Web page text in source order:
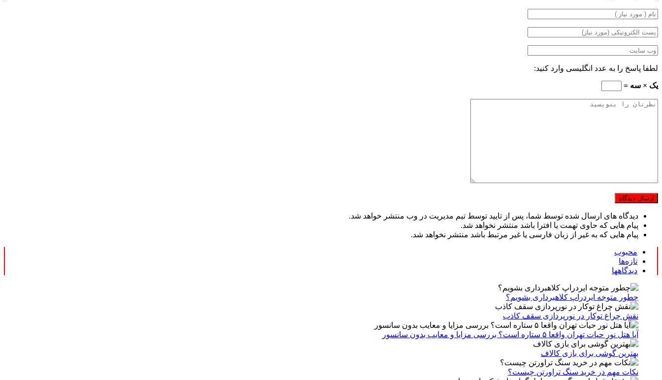
لطفا پاسخ را به عدد انگلیسی وارد کنید:
یک × سه =
دیدگاه های ارسال شده توسط شما، پس از تایید توسط تیم مدیریت در وب منتشر خواهد شد.
پیام هایی که حاوی تهمت یا افترا باشد منتشر نخواهد شد.
پیام هایی که به غیر از زبان فارسی یا غیر مرتبط باشد منتشر نخواهد شد.
محبوب
تازه‌ها
دیدگاهها
چطور متوجه ایردراپ کلاهبرداری بشویم؟
نقش چراغ توکار در نورپردازی سقف کاذب
آیا هتل نور حیات تهران واقعا ۵ ستاره است؟ بررسی مزایا و معایب بدون سانسور
بهترین گوشی برای بازی کالاف
نکات مهم در خرید سنگ تراورتن چیست؟